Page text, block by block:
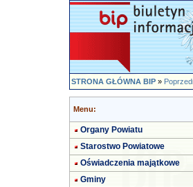
STRONA GŁÓWNA BIP»
Menu:
Organy Powiatu
Starostwo Powiatowe
Oświadczenia majątkowe
Gminy